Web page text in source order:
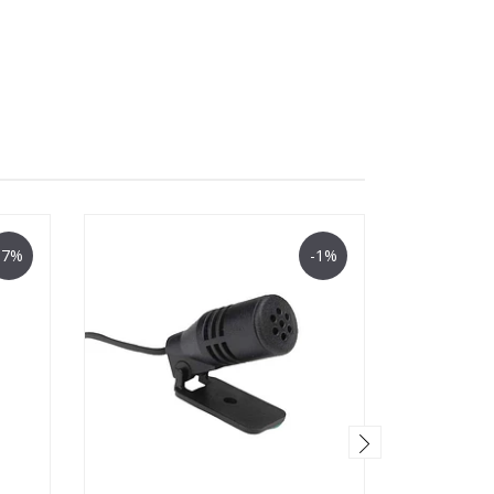
-1%